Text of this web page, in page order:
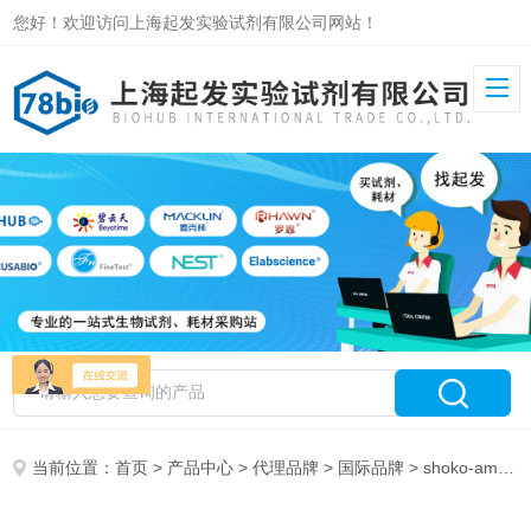
您好！欢迎访问上海起发实验试剂有限公司网站！
当前位置：首页 > 产品中心 >代理品牌 > 国际品牌 > shoko-america 特约代理